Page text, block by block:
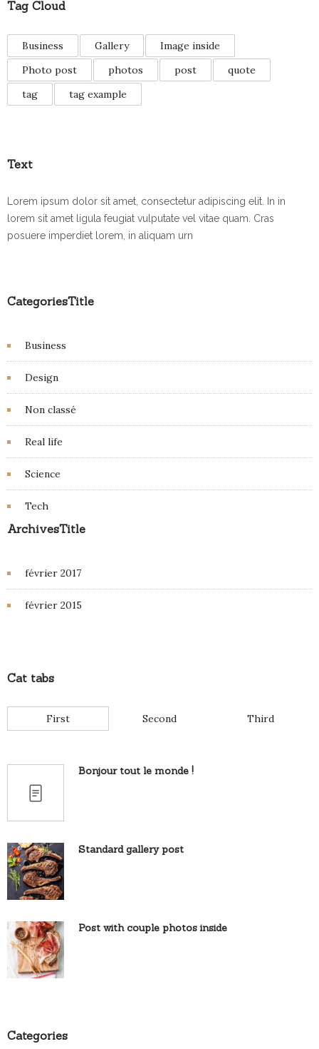
Tag Cloud
Business Gallery
Image inside
Photo post
photos post
quote
tag
tag example
Text
Lorem ipsum dolor sit amet, consectetur adipiscing elit. In in
lorem sit amet ligula feugiat vulputate vel vitae quam. Cras
posuere imperdiet lorem, in aliquam urn
CategoriesTitle
Business
Design
Non classé
Real life
Science
Tech
ArchivesTitle
février 2017
février 2015
Cat tabs
First Second Third
Bonjour tout le monde !
Standard gallery post
Post with couple photos inside
Categories